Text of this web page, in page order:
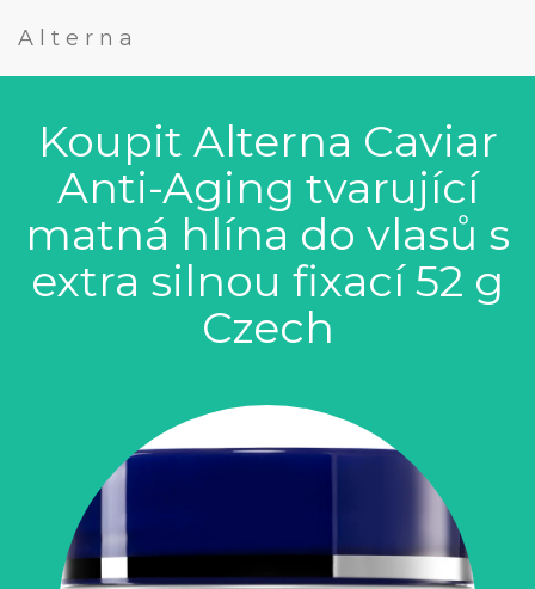
Alterna
Koupit Alterna Caviar
Anti-Aging tvarující
matná hlína do vlasů s
extra silnou fixací 52 g
Czech